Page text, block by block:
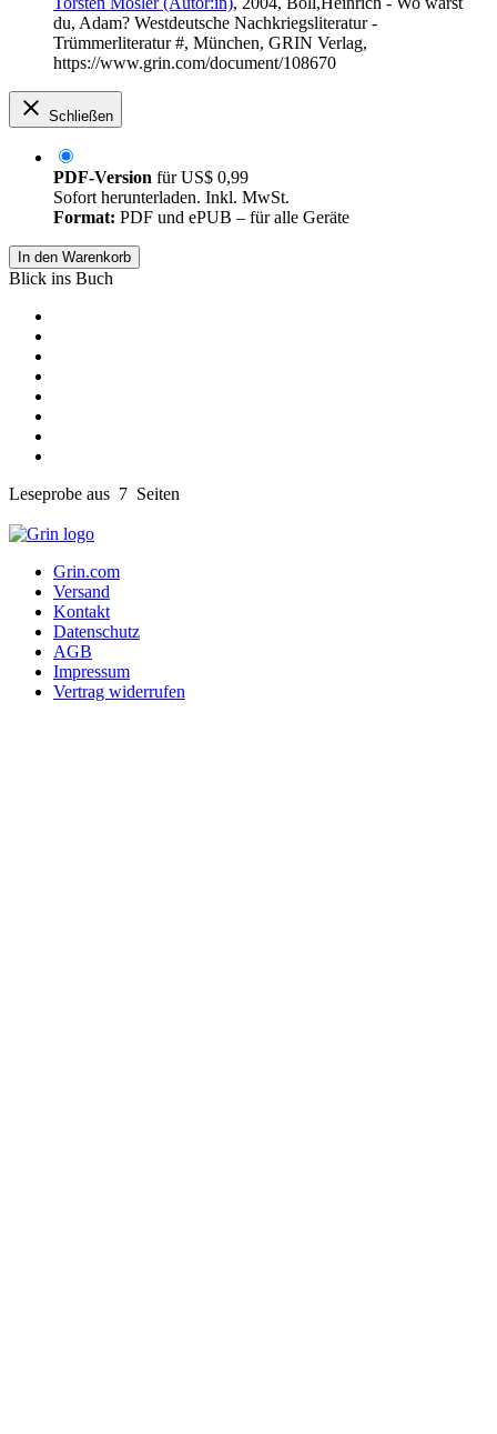
du, Adam? Westdeutsche Nachkriegsliteratur -
Trümmerliteratur #, München, GRIN Verlag,
https://www.grin.com/document/108670
Schließen
PDF-Version fürUS$ 0,99
Sofort herunterladen. Inkl. MwSt.
Format: PDF und ePUB – für alle Geräte
In den Warenkorb
Blick ins Buch
Leseprobe aus 7 Seiten
Grin.com
Versand
Kontakt
Datenschutz
AGB
Impressum
Vertrag widerrufen